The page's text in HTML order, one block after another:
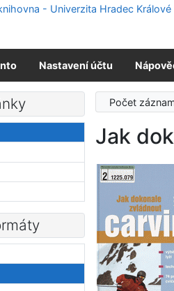
Nastavení účtu
Počet
Jak